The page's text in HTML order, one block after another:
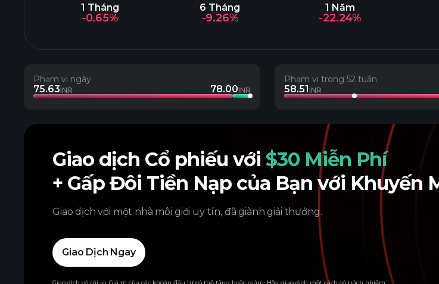
1 Tháng
-0.65%
6 Tháng
-9.26%
1 Năm
-22.24%
Phạm vi ngày
75.63INR 78.00INR
Phạm vi trong 52 tuần
58.51 INR
Giao dịch Cổ phiếu với $30 Miễn Phí
+ Gấp Đôi Tiền Nạp của Bạn với Khuyến
Giao dịch với một nhà môi giới uy tín, đã giành giải thưởng.
Giao Dịch Ngay